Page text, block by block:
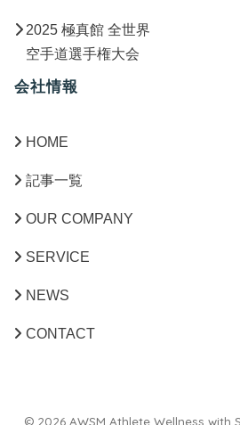
2025 極真館 全世界
空手道選手権大会
会社情報
HOME
記事一覧
OUR COMPANY
SERVICE
NEWS
CONTACT
© 2026 AWSM Athlete Wellness with